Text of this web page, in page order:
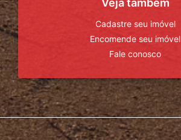
Veja também
Cadastre seu imóvel
Encomende seu imóvel
Fale conosco